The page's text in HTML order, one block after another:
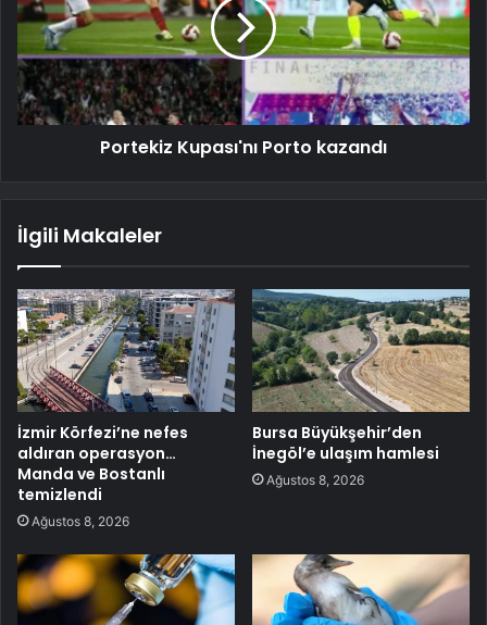
Portekiz Kupası'nı Porto kazandı
İlgili Makaleler
İzmir Körfezi’ne nefes
aldıran operasyon…
Manda ve Bostanlı
temizlendi
Ağustos 8, 2026
Bursa Büyükşehir’den
İnegöl’e ulaşım hamlesi
Ağustos 8, 2026